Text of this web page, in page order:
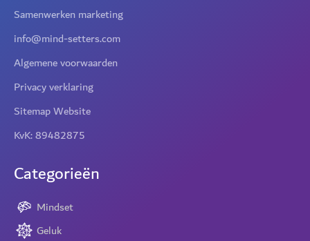
Samenwerken marketing
info@mind-setters.com
Algemene voorwaarden
Privacy verklaring
Sitemap Website
KvK: 89482875
Categorieën
Mindset
Geluk